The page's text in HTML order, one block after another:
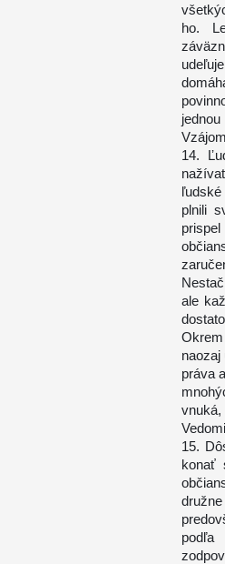
ho.
14.
plnili
ale
práva
vnuká,
15.
konať